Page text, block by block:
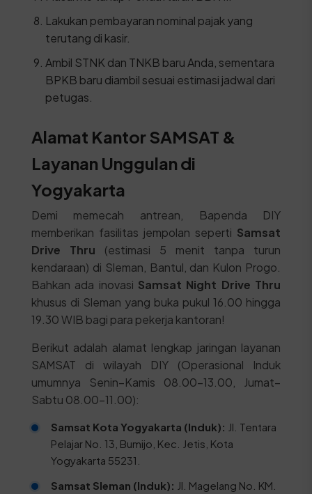
Lakukan pembayaran nominal pajak yang
terutang di kasir.
Ambil STNK dan TNKB baru Anda, sementara
BPKB baru diambil sesuai estimasi jadwal dari
petugas.
Alamat Kantor SAMSAT &
Layanan Unggulan di
Yogyakarta
Demi memecah antrean, Bapenda DIY
memberikan fasilitas jempolan seperti Samsat
Drive Thru (estimasi 5 menit tanpa turun
kendaraan) di Sleman, Bantul, dan Kulon Progo.
Bahkan ada inovasi Samsat Night Drive Thru
khusus di Sleman yang buka pukul 16.00 hingga
19.30 WIB bagi para pekerja kantoran!
Berikut adalah alamat lengkap jaringan layanan
SAMSAT di wilayah DIY (Operasional Induk
umumnya Senin–Kamis 08.00–13.00, Jumat–
Sabtu 08.00–11.00):
Samsat Kota Yogyakarta (Induk): Jl. Tentara
Pelajar No. 13, Bumijo, Kec. Jetis, Kota
Yogyakarta 55231.
Samsat Sleman (Induk): Jl. Magelang No. KM.